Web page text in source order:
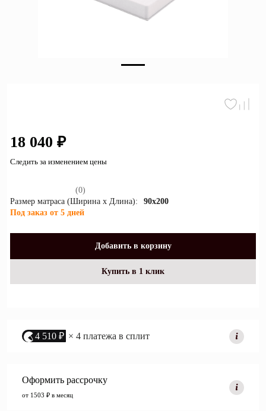
Наши салоны
Дизайнерам и архитекторам
Обратный звонок
18 040 ₽
Следить за изменением цены
(0)
Размер матраса (Ширина х Длина):
90x200
Под заказ от 5 дней
Добавить в корзину
Купить в 1 клик
4 510 ₽ × 4 платежа в сплит
Оформить рассрочку
от 1503 ₽ в месяц